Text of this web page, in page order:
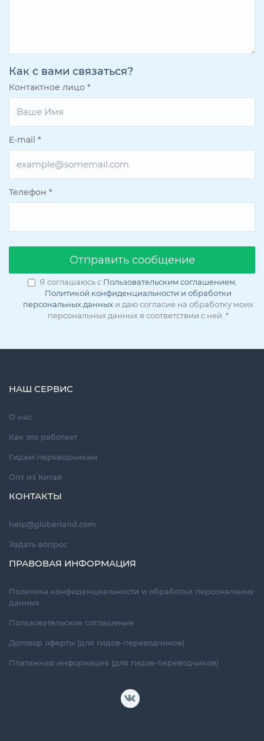
Как с вами связаться?
Контактное лицо *
E-mail *
Телефон *
Oтправить сообщение
Я соглашаюсь с Пользовательским соглашением
Политикой конфиденциальности и обработки
персональных данныхи даю согласие на обработку моих
персональных данных в соответствии с ней. *
НАШ СЕРВИС
О нас
Как это работает
Гидам-переводчикам
Опт из Китая
КОНТАКТЫ
help@globerland.com
Задать вопрос
ПРАВОВАЯ ИНФОРМАЦИЯ
Политика конфиденциальности и обработки персональных
данных
Пользовательское соглашение
Договор оферты (для гидов-переводчиков)
Платежная информация (для гидов-переводчиков)